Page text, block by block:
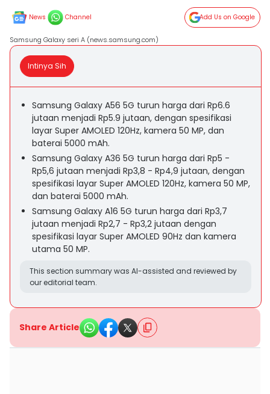
News Channel Add Us on Google
Samsung Galaxy seri A (news.samsung.com)
Intinya Sih
Samsung Galaxy A56 5G turun harga dari Rp6.6
jutaan menjadi Rp5.9 jutaan, dengan spesifikasi
layar Super AMOLED 120Hz, kamera 50 MP, dan
baterai 5000 mAh.
Samsung Galaxy A36 5G turun harga dari Rp5 -
Rp5,6 jutaan menjadi Rp3,8 - Rp4,9 jutaan, dengan
spesifikasi layar Super AMOLED 120Hz, kamera 50 MP,
dan baterai 5000 mAh.
Samsung Galaxy A16 5G turun harga dari Rp3,7
jutaan menjadi Rp2,7 - Rp3,2 jutaan dengan
spesifikasi layar Super AMOLED 90Hz dan kamera
utama 50 MP.
This section summary was AI-assisted and reviewed by
our editorial team.
Share Article